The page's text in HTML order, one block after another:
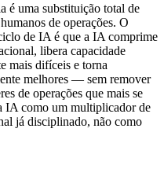
é uma substituição total de
de operações. O
de IA é que a IA comprime
libera capacidade
mais difíceis e torna
melhores — sem remover
de operações que mais se
IA como um multiplicador de
já disciplinado, não como